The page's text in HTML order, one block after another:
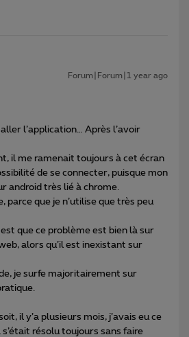
Forum|Forum|1 year ago
l’application… Après l’avoir
il me ramenait toujours à cet écran
de se connecter, puisque mon
android très lié à chrome.
parce que je n’utilise que très peu
que ce problème est bien là sur
alors qu’il est inexistant sur
je surfe majoritairement sur
il y’a plusieurs mois, j’avais eu ce
résolu toujours sans faire